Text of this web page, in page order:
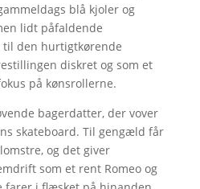
blå kjoler og
lidt påfaldende
den hurtigtkørende
diskret og som et
på kønsrollerne.
bagerdatter, der vover
skateboard. Til gengæld får
og det giver
som et rent Romeo og